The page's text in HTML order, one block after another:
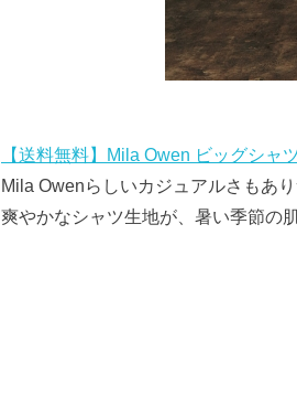
【送料無料】Mila Owen ビッグシャ
Mila Owenらしいカジュアルさもあ
爽やかなシャツ生地が、暑い季節の